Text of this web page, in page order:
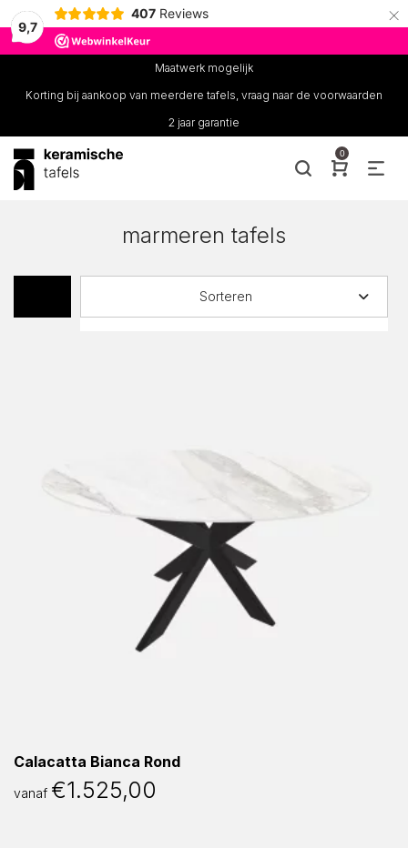
9,7
407 Reviews ×
Maatwerk mogelijk
Korting bij aankoop van meerdere tafels, vraag naar de voorwaarden
2 jaar garantie
0
marmeren tafels
Sorteren
Calacatta Bianca Rond
vanaf €1.525,00